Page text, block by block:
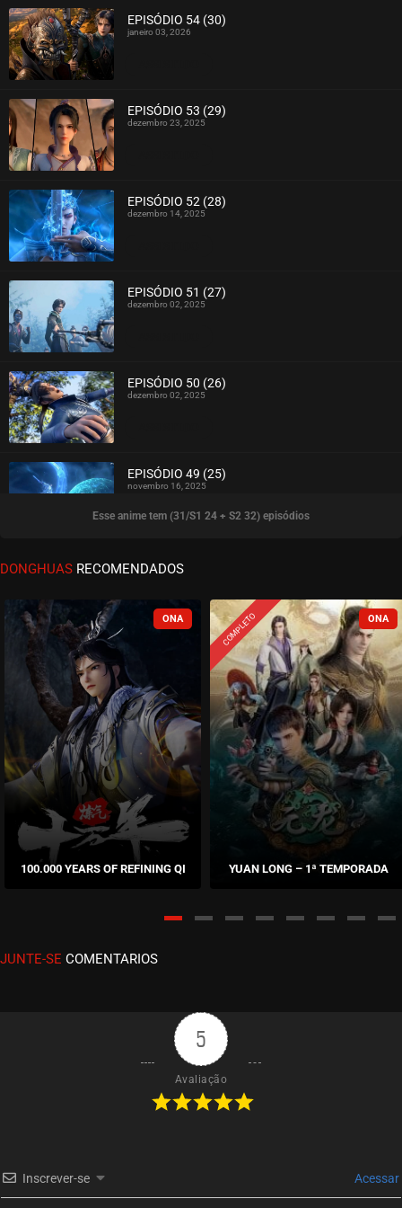
EPISÓDIO 54 (30)
janeiro 03, 2026
EPISÓDIO 53 (29)
dezembro 23, 2025
EPISÓDIO 52 (28)
dezembro 14, 2025
EPISÓDIO 51 (27)
dezembro 02, 2025
EPISÓDIO 50 (26)
dezembro 02, 2025
ASSISTIDO
EPISÓDIO 49 (25)
novembro 16, 2025
ASSISTIDO
EPISÓDIO 48 (24)
ASSISTIDO
EPISÓDIO 47 (23)
ASSISTIDO
EPISÓDIO 46 (22)
outubro 23, 2025
EPISÓDIO 45 (21)
outubro 17, 2025
ASSISTIDO
EPISÓDIO 43 (19)
outubro 01, 2025
EPISÓDIO 42 (18)
EPISÓDIO 41 (17)
Esse anime tem (31/S1 24 + S2 32) episódios
DONGHUAS RECOMENDADOS
100.000 YEARS OF REFINING QI
COMPLETO
YUAN LONG – 1ª TEMPORADA
JUNTE-SE COMENTARIOS
5
Avaliação
Inscrever-se Acessar